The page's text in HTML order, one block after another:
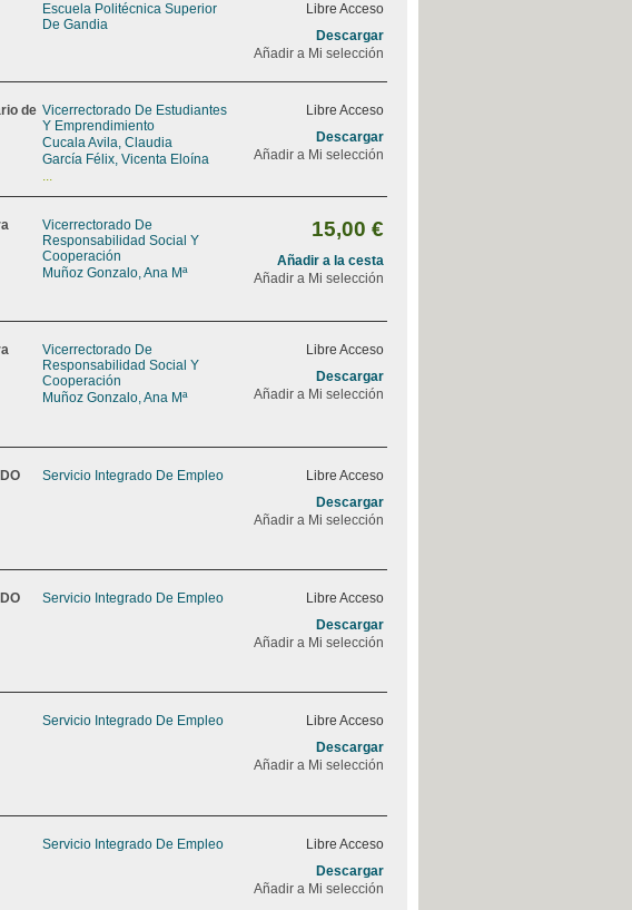
Escuela Politécnica Superior
De Gandia
Libre Acceso
Descargar
Añadir a Mi selección
de Vicerrectorado De Estudiantes
Y Emprendimiento
Cucala Avila, Claudia
García Félix, Vicenta Eloína
...
Libre Acceso
Descargar
Añadir a Mi selección
Vicerrectorado De
Responsabilidad Social Y
Cooperación
Muñoz Gonzalo, Ana Mª
15,00 €
Añadir a la cesta
Añadir a Mi selección
Vicerrectorado De
Responsabilidad Social Y
Cooperación
Muñoz Gonzalo, Ana Mª
Libre Acceso
Descargar
Añadir a Mi selección
Servicio Integrado De Empleo
Libre Acceso
Descargar
Añadir a Mi selección
Servicio Integrado De Empleo
Libre Acceso
Descargar
Añadir a Mi selección
Servicio Integrado De Empleo
Libre Acceso
Descargar
Añadir a Mi selección
Servicio Integrado De Empleo
Libre Acceso
Descargar
Añadir a Mi selección